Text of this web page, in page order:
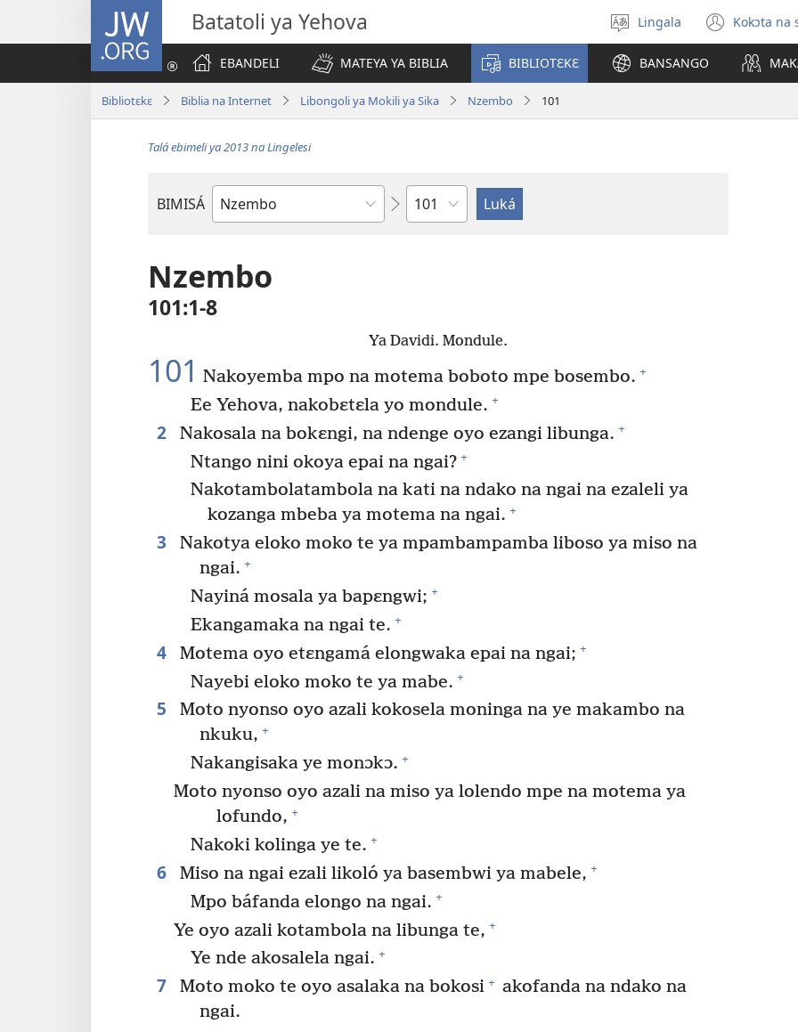
JW.ORG Batatoli ya Yehova
Poná
monɔkɔ
Lingala Kokɔta na
EBANDELI
MATEYA YA BIBLIA BIBLIOTƐKƐ BANSANGO
Bibliotɛkɛ Biblia na Internet Libongoli ya Mokili ya Sika Nzembo 101
Talá ebimeli ya 2013 na Lingelesi
BIMISÁ
Mokanda
Biblia
Mokapo
Nzembo
101:1-8
Ya Davidi. Mondule.
101 Nakoyemba mpo na motema boboto mpe bosembo. +
Ee Yehova, nakobɛtɛla yo mondule. +
2 Nakosala na bokɛngi, na ndenge oyo ezangi libunga. +
Ntango nini okoya epai na ngai? +
Nakotambolatambola na kati na ndako na ngai na ezaleli ya
kozanga mbeba ya motema na ngai. +
3
Nakotya eloko moko te ya mpambampamba liboso ya miso na
ngai. +
Nayiná mosala ya bapɛngwi; +
Ekangamaka na ngai te. +
4 Motema oyo etɛngamá elongwaka epai na ngai; +
Nayebi eloko moko te ya mabe. +
5
Moto nyonso oyo azali kokosela moninga na ye makambo na
nkuku, +
Nakangisaka ye monɔkɔ. +
Moto nyonso oyo azali na miso ya lolendo mpe na motema ya
lofundo, +
Nakoki kolinga ye te. +
6 Miso na ngai ezali likoló ya basembwi ya mabele, +
Mpo báfanda elongo na ngai. +
Ye oyo azali kotambola na libunga te, +
Ye nde akosalela ngai. +
7 Moto moko te oyo asalaka na bokosi + akofanda na ndako na
ngai.